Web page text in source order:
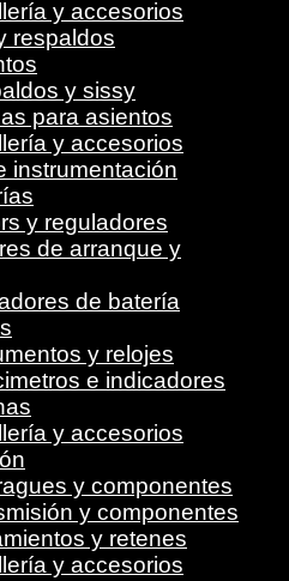
y accesorios
respaldos
y sissy
para asientos
y accesorios
instrumentación
y reguladores
de arranque y
de batería
y relojes
e indicadores
y accesorios
y componentes
y componentes
y retenes
y accesorios